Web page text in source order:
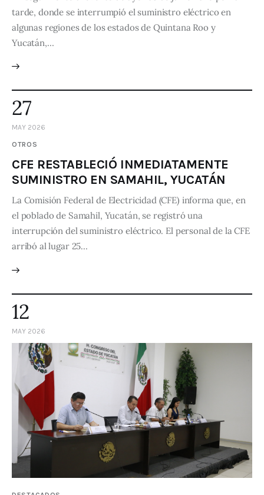
tarde, donde se interrumpió el suministro eléctrico en
algunas regiones de los estados de Quintana Roo y
Yucatán,…
27
MAY 2026
OTROS
CFE RESTABLECIÓ INMEDIATAMENTE
SUMINISTRO EN SAMAHIL, YUCATÁN
La Comisión Federal de Electricidad (CFE) informa que, en
el poblado de Samahil, Yucatán, se registró una
interrupción del suministro eléctrico. El personal de la CFE
arribó al lugar 25…
12
MAY 2026